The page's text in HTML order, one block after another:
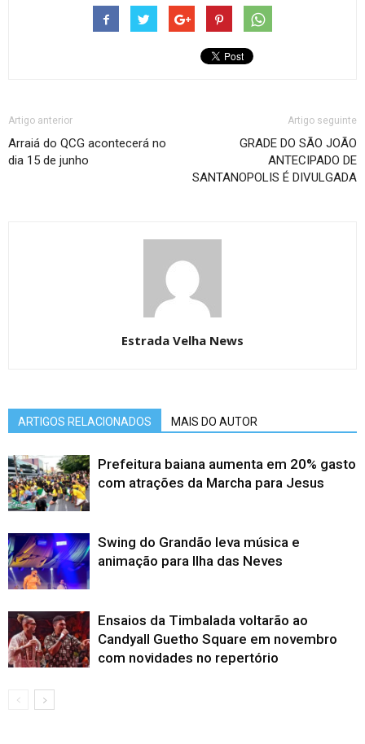
Artigo anterior
Arraiá do QCG acontecerá no
dia 15 de junho
Artigo seguinte
GRADE DO SÃO JOÃO
ANTECIPADO DE
SANTANOPOLIS É DIVULGADA
Estrada Velha News
ARTIGOS RELACIONADOS MAIS DO AUTOR
Prefeitura baiana aumenta em 20% gasto
com atrações da Marcha para Jesus
Swing do Grandão leva música e
animação para Ilha das Neves
Ensaios da Timbalada voltarão ao
Candyall Guetho Square em novembro
com novidades no repertório